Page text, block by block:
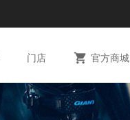
门店  官方商城